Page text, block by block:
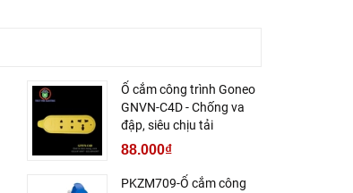
Ổ cắm công trình Goneo
GNVN-C4D - Chống va
đập, siêu chịu tải
88.000₫
PKZM709-Ổ cắm công